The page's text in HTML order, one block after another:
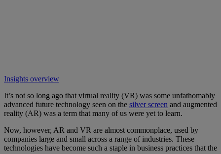
Insights overview
It’s not so long ago that virtual reality (VR) was some unfathomably
advanced future technology seen on the silver screen and augmented
reality (AR) was a term that many of us were yet to learn.
Now, however, AR and VR are almost commonplace, used by
companies large and small across a range of industries. These
technologies have become such a staple in business practices that the